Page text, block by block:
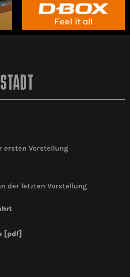
ersten Vorstellung
der letzten Vorstellung
[pdf]